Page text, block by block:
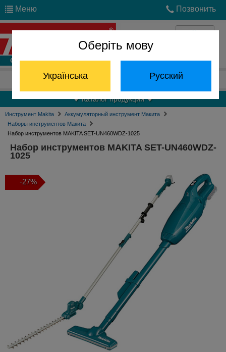
Оберіть мову
Українська Русский
Меню Позвонить
Войти
Отдел запчастей: (068) 824-24-24
Каталог продукции
Инструмент Makita
Аккумуляторный инструмент Макита
Наборы инструментов Макита
Набор инструментов MAKITA SET-UN460WDZ-1025
Набор инструментов MAKITA SET-UN460WDZ-
1025
-27%